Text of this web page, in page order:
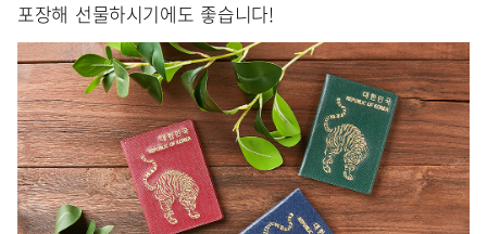
포장해 선물하시기에도 좋습니다!